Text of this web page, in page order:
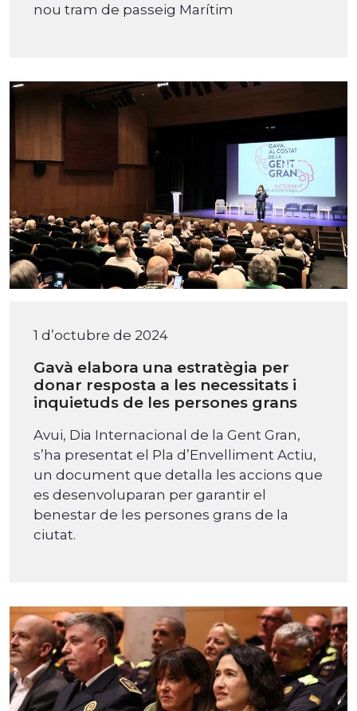
nou tram de passeig Marítim
1 d’octubre de 2024
Gavà elabora una estratègia per
donar resposta a les necessitats i
inquietuds de les persones grans
Avui, Dia Internacional de la Gent Gran,
s’ha presentat el Pla d’Envelliment Actiu,
un document que detalla les accions que
es desenvoluparan per garantir el
benestar de les persones grans de la
ciutat.